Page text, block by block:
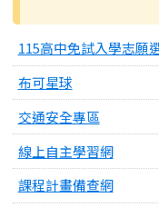
115高中免試入學志願
布可星球
交通安全專區
線上自主學習網
課程計畫備查網